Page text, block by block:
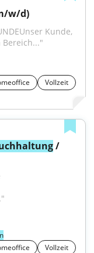
w/d)
Kunde,
Vollzeit
/
Vollzeit